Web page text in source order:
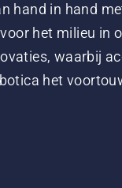
hand in hand
het milieu in
waarbij
het